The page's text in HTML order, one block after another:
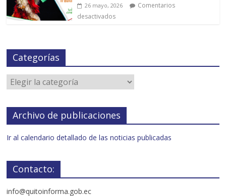
26 mayo, 2026
Comentarios
desactivados
Categorías
Archivo de publicaciones
Ir al calendario detallado de las noticias publicadas
Contacto:
info@quitoinforma.gob.ec